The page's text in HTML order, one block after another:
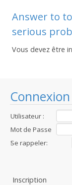
Connexion
Utilisateur :
Mot de Passe
:Se rappeler:
Inscription
Answer to
serious
Vous devez être